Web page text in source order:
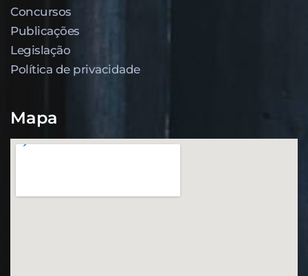
Concursos
Publicações
Legislação
Política de privacidade
Mapa